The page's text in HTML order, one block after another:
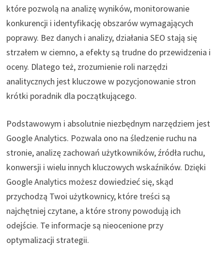
które pozwolą na analizę wyników, monitorowanie
konkurencji i identyfikację obszarów wymagających
poprawy. Bez danych i analizy, działania SEO stają się
strzałem w ciemno, a efekty są trudne do przewidzenia i
oceny. Dlatego też, zrozumienie roli narzędzi
analitycznych jest kluczowe w pozycjonowanie stron
krótki poradnik dla początkującego.
Podstawowym i absolutnie niezbędnym narzędziem jest
Google Analytics. Pozwala ono na śledzenie ruchu na
stronie, analizę zachowań użytkowników, źródła ruchu,
konwersji i wielu innych kluczowych wskaźników. Dzięki
Google Analytics możesz dowiedzieć się, skąd
przychodzą Twoi użytkownicy, które treści są
najchętniej czytane, a które strony powodują ich
odejście. Te informacje są nieocenione przy
optymalizacji strategii.